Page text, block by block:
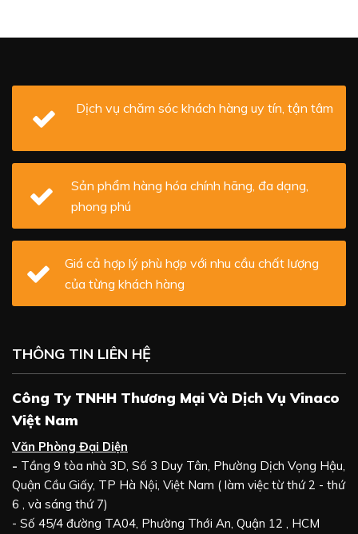
Dịch vụ chăm sóc khách hàng uy tín, tận tâm
Sản phẩm hàng hóa chính hãng, đa dạng,
phong phú
Giá cả hợp lý phù hợp với nhu cầu chất lượng
của từng khách hàng
THÔNG TIN LIÊN HỆ
Công Ty TNHH Thương Mại Và Dịch Vụ Vinaco
Việt Nam
Văn Phòng Đại Diện
- Tầng 9 tòa nhà 3D, Số 3 Duy Tân, Phường Dịch Vọng Hậu,
Quận Cầu Giấy, TP Hà Nội, Việt Nam ( làm việc từ thứ 2 - thứ
6 , và sáng thứ 7)
- Số 45/4 đường TA04, Phường Thới An, Quận 12 , HCM